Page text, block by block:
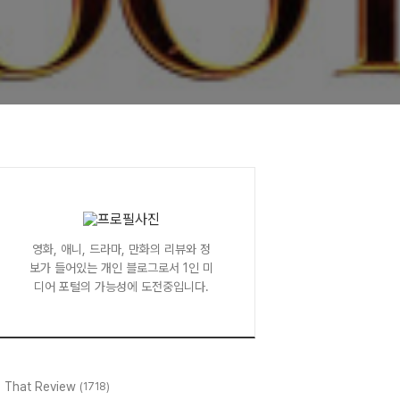
영화, 애니, 드라마, 만화의 리뷰와 정
보가 들어있는 개인 블로그로서 1인 미
디어 포털의 가능성에 도전중입니다.
That Review (1718)